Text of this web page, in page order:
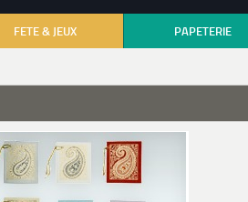
FETE & JEUX PAPETERIE